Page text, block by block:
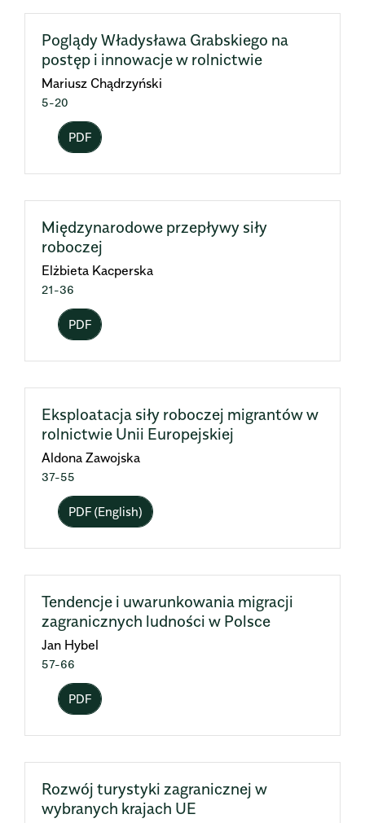
Poglądy Władysława Grabskiego na
postęp i innowacje w rolnictwie
Mariusz Chądrzyński
5-20
PDF
Międzynarodowe przepływy siły
roboczej
Elżbieta Kacperska
21-36
PDF
Eksploatacja siły roboczej migrantów w
rolnictwie Unii Europejskiej
Aldona Zawojska
37-55
PDF (English)
Tendencje i uwarunkowania migracji
zagranicznych ludności w Polsce
Jan Hybel
57-66
PDF
Rozwój turystyki zagranicznej w
wybranych krajach UE